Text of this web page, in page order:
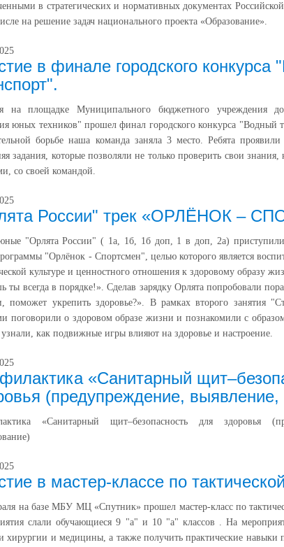
в стратегических и нормативных документах
на решение задач национального проекта «Образование».
в финале городского конкурса
на площадке Муниципального бюджетного учреждения
юных техников" прошел финал городского конкурса "Водный
борьбе наша команда заняла 3 место. Ребята проявили
задания, которые позволяли не только проверить свои
со своей командой.
России" трек «ОРЛЁНОК –
"Орлята России" ( 1а, 1б, 1б доп, 1 в доп, 2а)
"Орлёнок - Спортсмен", целью которого является
культуре и ценностного отношения к здоровому образу
ты всегда в порядке!». Сделав зарядку Орлята попробовали
поможет укрепить здоровье?». В рамках второго занятия
поговорили о здоровом образе жизни и познакомили с
как подвижные игры влияют на здоровье и настроение.
«Санитарный
(предупреждение, выявление,
«Санитарный щит–безопасность для здоровья
в мастер-классе по
на базе МБУ МЦ «Спутник» прошел мастер-класс по
слали обучающиеся 9 "а" и 10 "а" классов . На
хирургии и медицины, а также получить практические